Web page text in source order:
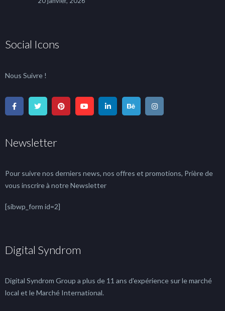
Social Icons
Nous Suivre !
Newsletter
Pour suivre nos derniers news, nos offres et promotions, Prière de
vous inscrire à notre Newsletter
[sibwp_form id=2]
Digital Syndrom
Digital Syndrom Group a plus de 11 ans d'expérience sur le marché
local et le Marché International.